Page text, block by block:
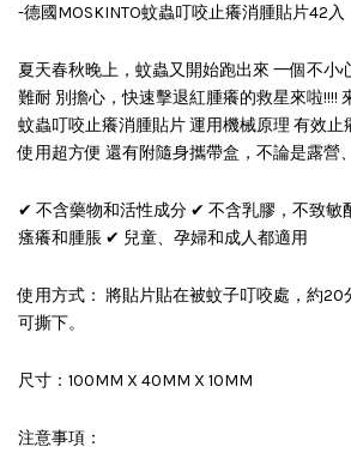
-德國MOSKINTO蚊蟲叮咬止癢消腫貼片42入
夏天春秋晚上，蚊蟲又開始跑出來 一個不小
難耐 別擔心，快速擊退紅腫癢的救星來啦!!!!
蚊蟲叮咬止癢消腫貼片 運用機械原理 有效止
使用超方便 還有附隨身攜帶盒，不論是露營
✔ 不含藥物和活性成分 ✔ 不含乳膠，不致敏
瘙癢和腫脹 ✔ 兒童、孕婦和成人都適用
使用方式： 將貼片貼在被蚊子叮咬處，約20
可撕下。
尺寸：100MM X 40MM X 10MM
注意事項：